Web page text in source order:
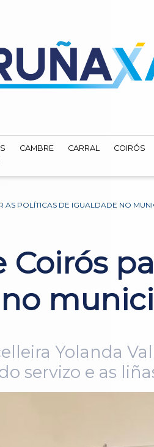
CAMBRE CARRAL COIRÓS
AS POLÍTICAS DE IGUALDADE NO
Yolanda
servizo e as